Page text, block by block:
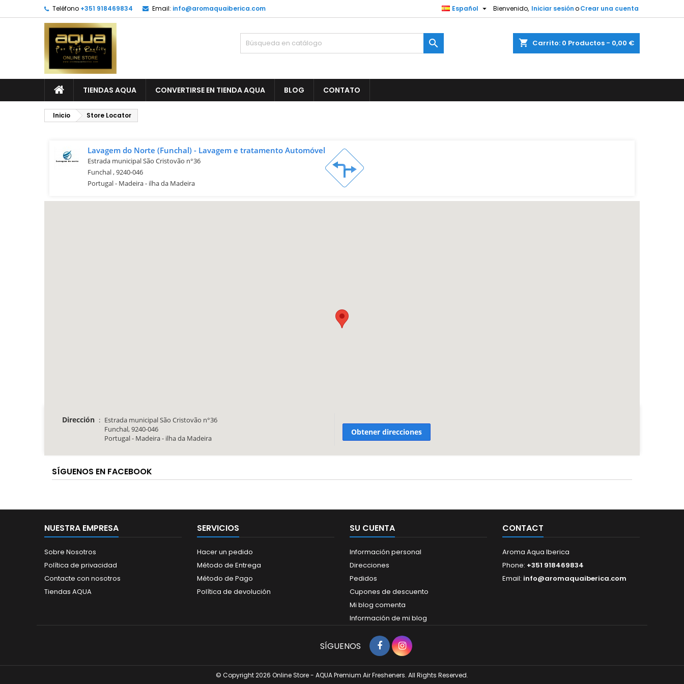
Teléfono +351 918469834 Email: info@aromaquaiberica.com Bienvenido, Iniciar sesiónoCrear una cuenta
Español 
shopping_cart Carrito: 0 Productos - 0,00 €

TIENDAS AQUA CONVERTIRSE EN TIENDA AQUA BLOG CONTATO
Inicio Store Locator
Lavagem do Norte (Funchal) - Lavagem e tratamento Automóvel
Estrada municipal São Cristovão n°36
Funchal , 9240-046
Portugal - Madeira - ilha da Madeira
Dirección : Estrada municipal São Cristovão n°36
Funchal, 9240-046
Portugal - Madeira - ilha da Madeira
Obtener direcciones
SÍGUENOS EN FACEBOOK
NUESTRA EMPRESA
Sobre Nosotros
Política de privacidad
Contacte con nosotros
Tiendas AQUA
SERVICIOS
Hacer un pedido
Método de Entrega
Método de Pago
Política de devolución
SU CUENTA
Información personal
Direcciones
Pedidos
Cupones de descuento
Mi blog comenta
Información de mi blog
CONTACT
Aroma Aqua Iberica
Phone: +351 918469834
Email: info@aromaquaiberica.com
SÍGUENOS
© Copyright 2026 Online Store - AQUA Premium Air Fresheners. All Rights Reserved.